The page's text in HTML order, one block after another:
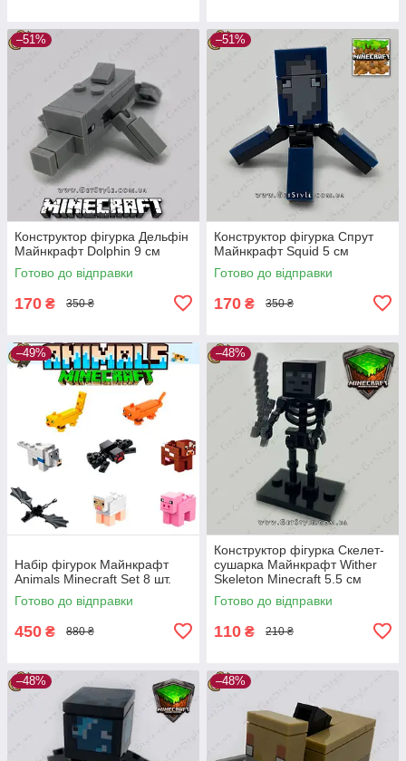
–51%
Конструктор фігурка Дельфін
Майнкрафт Dolphin 9 см
Готово до відправки
170 ₴ 350 ₴
–51%
Конструктор фігурка Спрут
Майнкрафт Squid 5 см
Готово до відправки
170 ₴ 350 ₴
–49%
Набір фігурок Майнкрафт
Animals Minecraft Set 8 шт.
Готово до відправки
450 ₴ 880 ₴
–48%
Конструктор фігурка Скелет-
сушарка Майнкрафт Wither
Skeleton Minecraft 5.5 см
Готово до відправки
110 ₴ 210 ₴
–48% –48%